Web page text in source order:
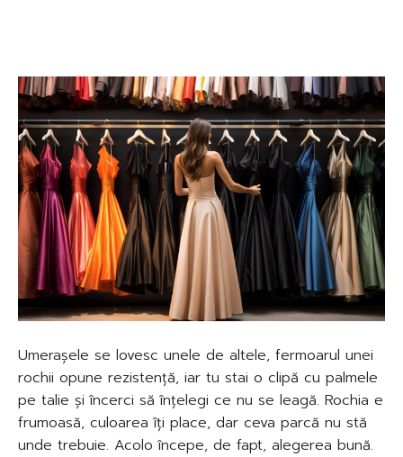
Umerașele se lovesc unele de altele, fermoarul unei
rochii opune rezistență, iar tu stai o clipă cu palmele
pe talie și încerci să înțelegi ce nu se leagă. Rochia e
frumoasă, culoarea îți place, dar ceva parcă nu stă
unde trebuie. Acolo începe, de fapt, alegerea bună.